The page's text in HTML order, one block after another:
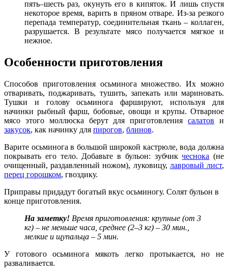
пять–шесть раз, окунуть его в кипяток. И лишь спустя
некоторое время, варить в пряном отваре. Из-за резкого
перепада температур, соединительная ткань – коллаген,
разрушается. В результате мясо получается мягкое и
нежное.
Особенности приготовления
Способов приготовления осьминога множество. Их можно
отваривать, поджаривать, тушить, запекать или мариновать.
Тушки и голову осьминога фаршируют, используя для
начинки рыбный фарш, бобовые, овощи и крупы. Отварное
мясо этого моллюска берут для приготовлениясалатов и
закусок, как начинку для пирогов, блинов.
Варите осьминога в большой широкой кастрюле, вода должна
покрывать его тело. Добавьте в бульон: зубчикчеснока (не
очищенный, раздавленный ножом), луковицу, лавровый лист,
перец горошком, гвоздику.
Приправы придадут богатый вкус осьминогу. Солят бульон в
конце приготовления.
На заметку! Время приготовления: крупные (от 3
кг) – не меньше часа, среднее (2–3 кг) – 30 мин.,
мелкие и щупальца – 5 мин.
У готового осьминога мякоть легко протыкается, но не
разваливается.